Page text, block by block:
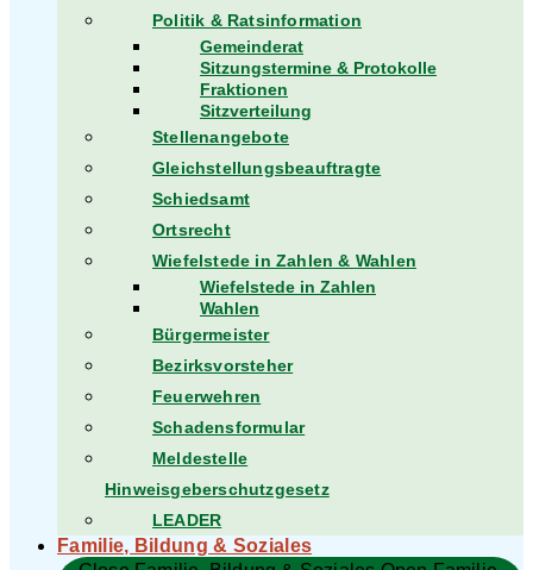
Politik & Ratsinformation
Gemeinderat
Sitzungstermine & Protokolle
Fraktionen
Sitzverteilung
Stellenangebote
Gleichstellungsbeauftragte
Schiedsamt
Ortsrecht
Wiefelstede in Zahlen & Wahlen
Wiefelstede in Zahlen
Wahlen
Bürgermeister
Bezirksvorsteher
Feuerwehren
Schadensformular
Meldestelle
Hinweisgeberschutzgesetz
LEADER
Familie, Bildung & Soziales